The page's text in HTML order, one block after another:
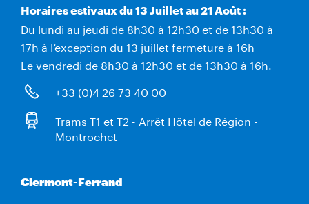
Horaires estivaux du 13 Juillet au 21 Août :
Du lundi au jeudi de 8h30 à 12h30 et de 13h30 à
17h à l’exception du 13 juillet fermeture à 16h
Le vendredi de 8h30 à 12h30 et de 13h30 à 16h.
+33 (0)4 26 73 40 00
Trams T1 et T2 - Arrêt Hôtel de Région -
Montrochet
Clermont-Ferrand